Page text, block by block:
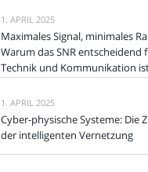
1. APRIL 2025
Maximales Signal, minimales
Warum das SNR entscheidend
Technik und Kommunikation
1. APRIL 2025
Cyber-physische Systeme: Die
der intelligenten Vernetzung